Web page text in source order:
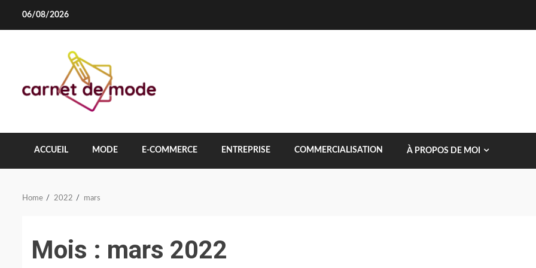
06/08/2026
ACCUEIL MODE E-COMMERCE ENTREPRISE COMMERCIALISATION À PROPOS DE MOI
Home 2022 mars
Mois : mars 2022